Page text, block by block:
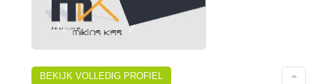
BEKIJK VOLLEDIG PROFIEL